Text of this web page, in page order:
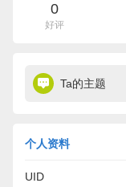
0
好评
Ta的主题
个人资料
UID